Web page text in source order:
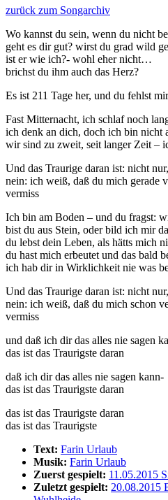
zurück zum Songarchiv
Wo kannst du sein, wenn du nicht
geht es dir gut? wirst du grad wild
ist er wie ich?- wohl eher nicht…
brichst du ihm auch das Herz?
Es ist 211 Tage her, und du fehlst
Fast Mitternacht, ich schlaf noch
ich denk an dich, doch ich bin nicht
wir sind zu zweit, seit langer Zeit –
Und das Traurige daran ist: nicht
nein: ich weiß, daß du mich gerade
vermiss
Ich bin am Boden – und du fragst:
bist du aus Stein, oder bild ich mir
du lebst dein Leben, als hätts mich
du hast mich erbeutet und das bald
ich hab dir in Wirklichkeit nie was
Und das Traurige daran ist: nicht
nein: ich weiß, daß du mich schon
vermiss
und daß ich dir das alles nie sagen
das ist das Traurigste daran
daß ich dir das alles nie sagen kann-
das ist das Traurigste daran
das ist das Traurigste daran
das ist das Traurigste
Text: Farin Urlaub
Musik: Farin Urlaub
Zuerst gespielt: 11.05.2015
Zuletzt gespielt: 20.08.2015